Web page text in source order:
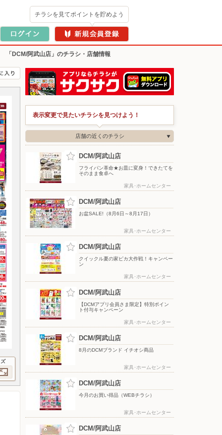
チラシを見てポイントを貯めよう
「DCM/阿武山店」のチラシ・店舗情報
表示変更で見たいチラシを見つけよう！
店舗の近くのチラシ
DCM/阿武山店
フライパン革命★お皿に変身！できたてを
そのまま食卓へ
家具･ホームセンター
DCM/阿武山店
お盆SALE!（8月6日～8月17日）
家具･ホームセンター
DCM/阿武山店
クイックル夏の家ピカ大作戦！キャンペー
ン
家具･ホームセンター
DCM/阿武山店
【DCMアプリ会員さま限定】特別ポイン
ト付与キャンペーン
家具･ホームセンター
DCM/阿武山店
8月のDCMブランド イチオシ商品
家具･ホームセンター
DCM/阿武山店
今月のお買い得品（WEBチラシ）
家具･ホームセンター
DCM/阿武山店